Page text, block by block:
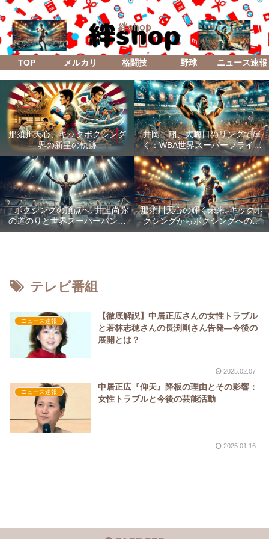
絆shop
TOP メルカリ 格闘技 野球 ニュース速報
那須川天心、キックボクシング
界の新星の軌跡
井岡一翔、大晦日のリングで輝
く：WBA世界スーパーフライ級
防衛戦「Lifetime Boxing Fights
18」
「ボクシングの頂点へ: 井上尚弥
の道のりと世界スーパーバンタ
ム級統一戦の全貌」
那須川天心の輝く未来: キックボ
クシングからボクシングへの成
功した転身
テレビ番組
ニュース速報
【徹底解説】中居正広さんの女性トラブル
と若林志穂さんの長渕剛さん告発―今後の
展開とは？
2025.02.07
ニュース速報
中居正広『仰天』降板の理由とその影響：
女性トラブルと今後の芸能活動
2025.01.16